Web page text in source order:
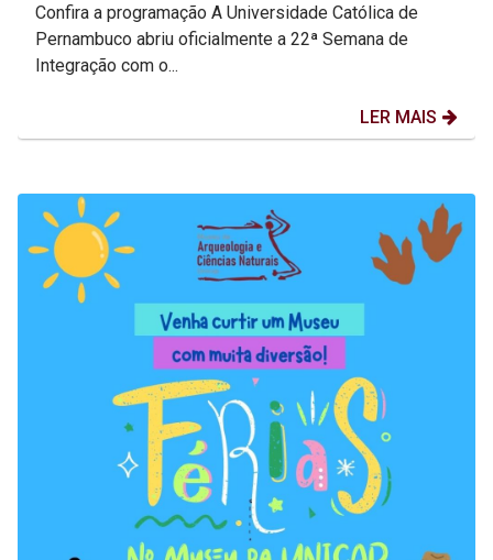
Confira a programação A Universidade Católica de
Pernambuco abriu oficialmente a 22ª Semana de
Integração com o...
LER MAIS